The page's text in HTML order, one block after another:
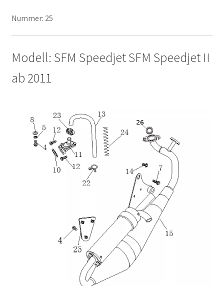
Nummer: 25
Modell: SFM Speedjet SFM Speedjet II
ab 2011